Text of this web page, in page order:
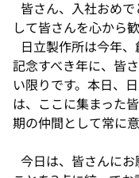
い
タ
ブ
で
開
く
皆さん、入社おめ
して皆さんを心から
日立製作所は今年
記念すべき年に、皆
い限りです。本日、
は、ここに集まった
期の仲間として常に
今日は、皆さんに